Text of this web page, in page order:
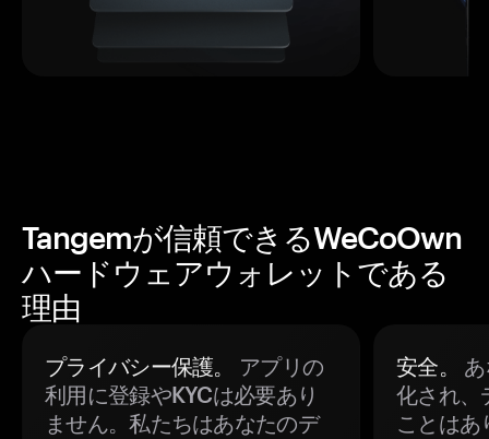
Tangemが信頼できるWeCoOwn
ハードウェアウォレットである
理由
プライバシー保護。
アプリの
利用に登録やKYCは必要あり
ません。私たちはあなたのデ
安全。
化され、
ことはあ